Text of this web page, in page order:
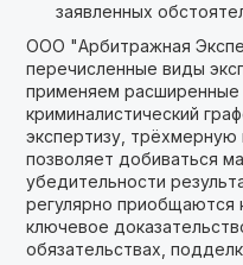
заявленных
ООО "Арбитражная
перечисленные виды
применяем
криминалистический
экспертизу,
позволяет добиваться
убедительности
регулярно приобщаются
ключевое
обязательствах,